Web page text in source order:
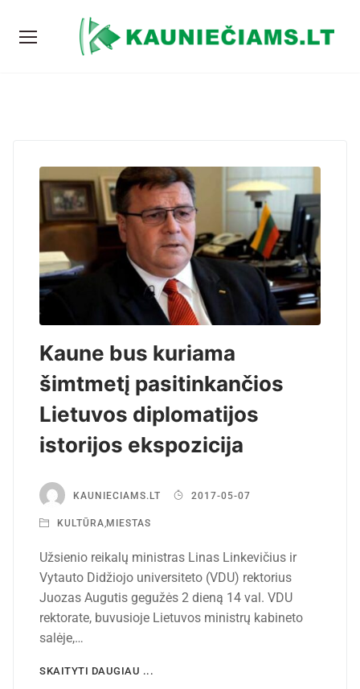
Kaune bus kuriama
šimtmetį pasitinkančios
Lietuvos diplomatijos
istorijos ekspozicija
KAUNIECIAMS.LT 2017-05-07
KULTŪRA,MIESTAS
Užsienio reikalų ministras Linas Linkevičius ir
Vytauto Didžiojo universiteto (VDU) rektorius
Juozas Augutis gegužės 2 dieną 14 val. VDU
rektorate, buvusioje Lietuvos ministrų kabineto
salėje,…
SKAITYTI DAUGIAU ...